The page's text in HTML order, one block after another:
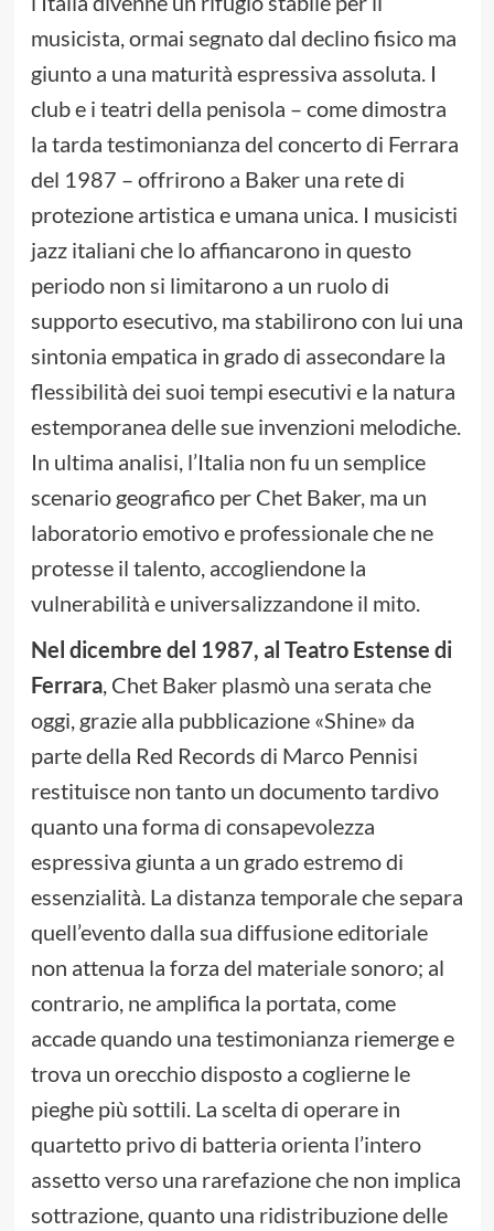
musicista, ormai segnato dal declino fisico ma
giunto a una maturità espressiva assoluta. I
club e i teatri della penisola – come dimostra
la tarda testimonianza del concerto di Ferrara
del 1987 – offrirono a Baker una rete di
protezione artistica e umana unica. I musicisti
jazz italiani che lo affiancarono in questo
periodo non si limitarono a un ruolo di
supporto esecutivo, ma stabilirono con lui una
sintonia empatica in grado di assecondare la
flessibilità dei suoi tempi esecutivi e la natura
estemporanea delle sue invenzioni melodiche.
In ultima analisi, l’Italia non fu un semplice
scenario geografico per Chet Baker, ma un
laboratorio emotivo e professionale che ne
protesse il talento, accogliendone la
vulnerabilità e universalizzandone il mito.
Nel dicembre del 1987, al Teatro Estense di
Ferrara, Chet Baker plasmò una serata che
oggi, grazie alla pubblicazione «Shine» da
parte della Red Records di Marco Pennisi
restituisce non tanto un documento tardivo
quanto una forma di consapevolezza
espressiva giunta a un grado estremo di
essenzialità. La distanza temporale che separa
quell’evento dalla sua diffusione editoriale
non attenua la forza del materiale sonoro; al
contrario, ne amplifica la portata, come
accade quando una testimonianza riemerge e
trova un orecchio disposto a coglierne le
pieghe più sottili. La scelta di operare in
quartetto privo di batteria orienta l’intero
assetto verso una rarefazione che non implica
sottrazione, quanto una ridistribuzione delle